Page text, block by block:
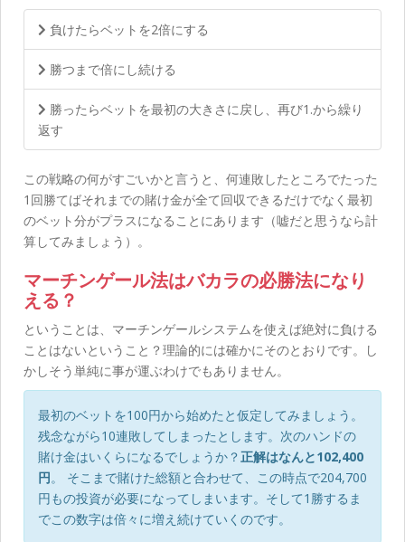
負けたらベットを2倍にする
勝つまで倍にし続ける
勝ったらベットを最初の大きさに戻し、再び1.から繰り
返す
この戦略の何がすごいかと言うと、何連敗したところでたった
1回勝てばそれまでの賭け金が全て回収できるだけでなく最初
のベット分がプラスになることにあります（嘘だと思うなら計
算してみましょう）。
マーチンゲール法はバカラの必勝法になり
える？
ということは、マーチンゲールシステムを使えば絶対に負ける
ことはないということ？理論的には確かにそのとおりです。し
かしそう単純に事が運ぶわけでもありません。
最初のベットを100円から始めたと仮定してみましょう。
残念ながら10連敗してしまったとします。次のハンドの
賭け金はいくらになるでしょうか？正解はなんと102,400
円。 そこまで賭けた総額と合わせて、この時点で204,700
円もの投資が必要になってしまいます。そして1勝するま
でこの数字は倍々に増え続けていくのです。